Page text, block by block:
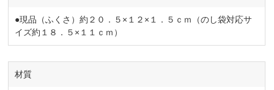
●現品（ふくさ）約２０．５×１２×１．５ｃｍ（のし袋対応サ
イズ約１８．５×１１ｃｍ）
材質